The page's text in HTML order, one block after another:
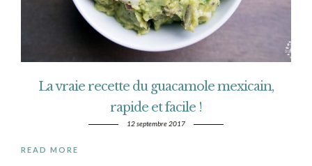
La vraie recette du guacamole mexicain,
rapide et facile !
12 septembre 2017
READ MORE